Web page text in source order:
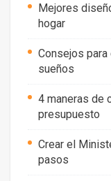
Mejores
hogar
Consejos
sueños
4 maneras de
presupuesto
Crear el
pasos